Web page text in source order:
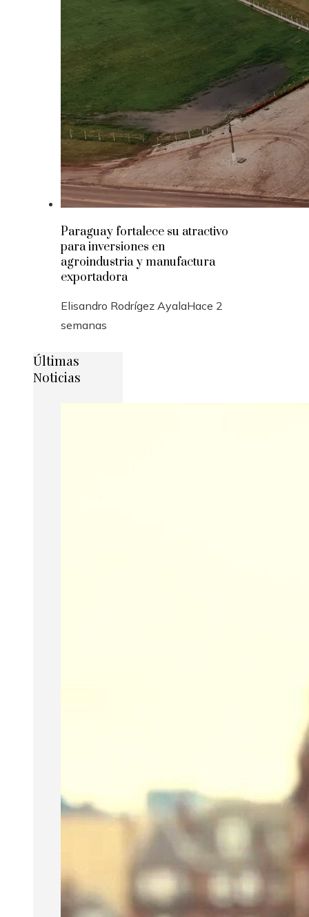
Paraguay fortalece su atractivo
para inversiones en
agroindustria y manufactura
exportadora
Elisandro Rodrígez AyalaHace 2
semanas
Últimas
Noticias